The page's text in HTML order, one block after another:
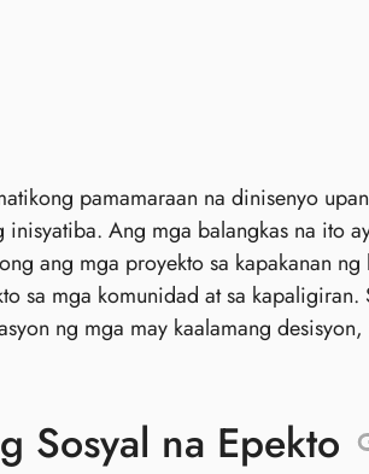
pamamaraan na dinisenyo
Ang mga balangkas na ito
ang mga proyekto sa kapakanan ng
sa mga komunidad at sa kapaligiran.
ng mga may kaalamang
Sosyal na Epekto